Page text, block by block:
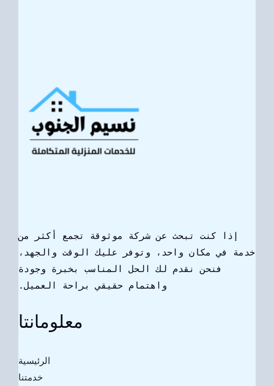
إذا كنت تبحث عن شركة موثوقة تجمع أكثر من
خدمة في مكان واحد، وتوفر عليك الوقت والجهد،
فنحن نقدم لك الحل المناسب بخبرة وجودة
واهتمام حقيقي براحة العميل.
معلومانتا
الرئيسية
خدمتنا